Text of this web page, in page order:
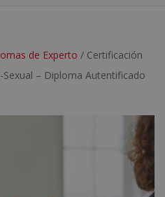
de Experto / Certificación
– Diploma Autentificado